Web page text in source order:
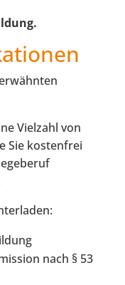
Vielzahl von
Sie kostenfrei
nach § 53